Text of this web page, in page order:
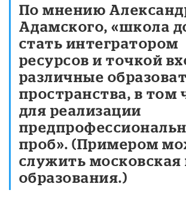
По мнению
Адамского, «школа
стать интегратором
ресурсов и точкой
различные
пространства, в том
для реализации
проб». (Примером
служить московская
образования.)